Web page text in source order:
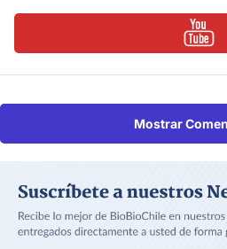
Mostrar